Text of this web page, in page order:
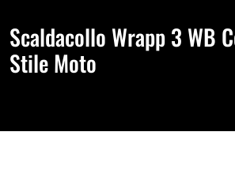
Scaldacollo Wrapp 3 WB
Stile Moto